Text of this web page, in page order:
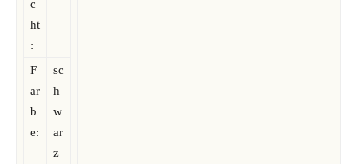
c
ht
:
F
ar
b
e:
sc
h
w
ar
z